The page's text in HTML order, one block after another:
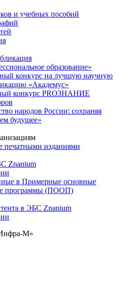
и учебных пособий
образование»
конкурс на лучшую научную
«Академус»
конкурс PROЗНАНИЕ
народов России: сохраняя
будущее»
печатными изданиями
Znanium
в Примерные основные
программы (ПООП)
в ЭБС Znanium
М»